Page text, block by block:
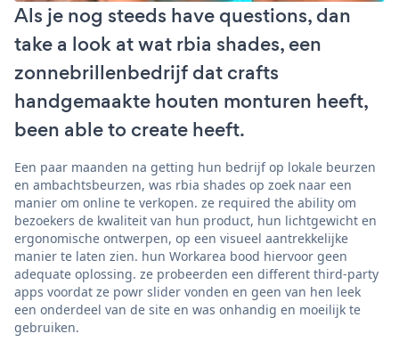
Als je nog steeds have questions, dan
take a look at wat rbia shades, een
zonnebrillenbedrijf dat crafts
handgemaakte houten monturen heeft,
been able to create heeft.
Een paar maanden na getting hun bedrijf op lokale beurzen
en ambachtsbeurzen, was rbia shades op zoek naar een
manier om online te verkopen. ze required the ability om
bezoekers de kwaliteit van hun product, hun lichtgewicht en
ergonomische ontwerpen, op een visueel aantrekkelijke
manier te laten zien. hun Workarea bood hiervoor geen
adequate oplossing. ze probeerden een different third-party
apps voordat ze powr slider vonden en geen van hen leek
een onderdeel van de site en was onhandig en moeilijk te
gebruiken.